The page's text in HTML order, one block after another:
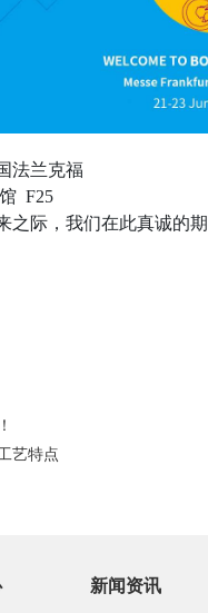
法兰克福
F25
之际，我们在此真诚的
艺特点
新闻资讯